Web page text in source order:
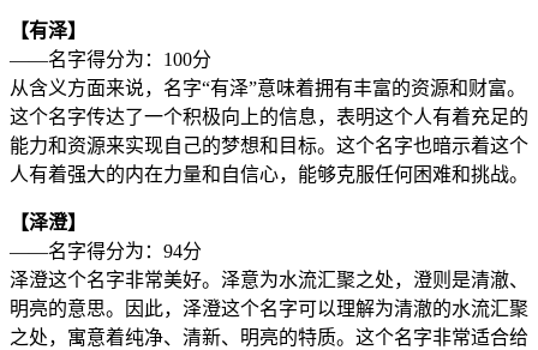
【有泽】
——名字得分为：100分
从含义方面来说，名字“有泽”意味着拥有丰富的资源和财富。
这个名字传达了一个积极向上的信息，表明这个人有着充足的
能力和资源来实现自己的梦想和目标。这个名字也暗示着这个
人有着强大的内在力量和自信心，能够克服任何困难和挑战。
【泽澄】
——名字得分为：94分
泽澄这个名字非常美好。泽意为水流汇聚之处，澄则是清澈、
明亮的意思。因此，泽澄这个名字可以理解为清澈的水流汇聚
之处，寓意着纯净、清新、明亮的特质。这个名字非常适合给